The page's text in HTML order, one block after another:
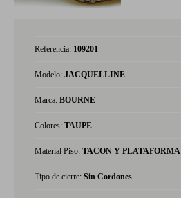
Referencia: 109201
Modelo: JACQUELLINE
Marca: BOURNE
Colores: TAUPE
Material Piso: TACON Y PLATAFORMA
Tipo de cierre: Sin Cordones